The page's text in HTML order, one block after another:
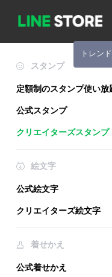
トレン
スタンプ
定額制のスタンプ使い放
公式スタンプ
クリエイターズスタンプ
絵文字
公式絵文字
クリエイターズ絵文字
着せかえ
公式着せかえ